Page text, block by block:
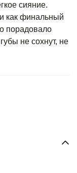
сияние.
как финальный
порадовало
не сохнут, не